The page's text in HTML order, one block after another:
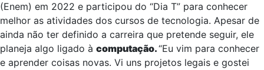
(Enem) em 2022 e participou do “Dia T” para conhecer
melhor as atividades dos cursos de tecnologia. Apesar de
ainda não ter definido a carreira que pretende seguir, ele
planeja algo ligado à computação.“Eu vim para conhecer
e aprender coisas novas. Vi uns projetos legais e gostei